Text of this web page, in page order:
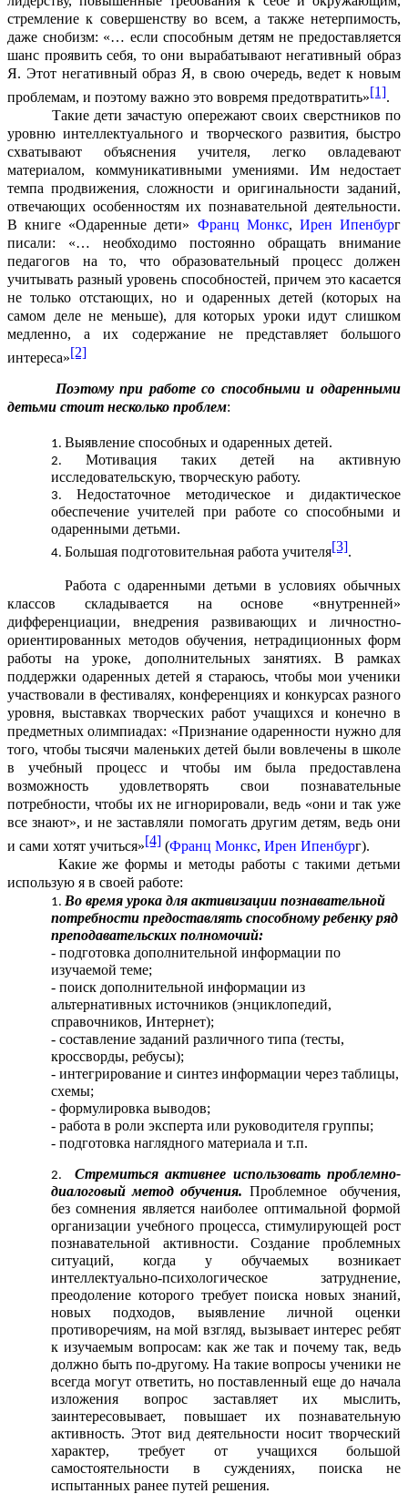
стремление к совершенству во всем, а также нетерпимость,
даже снобизм: «… если способным детям не предоставляется
шанс проявить себя, то они вырабатывают негативный образ
Я. Этот негативный образ Я, в свою очередь, ведет к новым
проблемам, и поэтому важно это вовремя предотвратить»[1].
Такие дети зачастую опережают своих сверстников по
уровню интеллектуального и творческого развития, быстро
схватывают объяснения учителя, легко овладевают
материалом, коммуникативными умениями. Им недостает
темпа продвижения, сложности и оригинальности заданий,
отвечающих особенностям их познавательной деятельности.
В книге «Одаренные дети» Франц Монкс, Ирен Ипенбург
писали: «… необходимо постоянно обращать внимание
педагогов на то, что образовательный процесс должен
учитывать разный уровень способностей, причем это касается
не только отстающих, но и одаренных детей (которых на
самом деле не меньше), для которых уроки идут слишком
медленно, а их содержание не представляет большого
интереса»[2]
Поэтому при работе со способными и одаренными
детьми стоит несколько проблем:
Выявление способных и одаренных детей.
Мотивация таких детей на активную
исследовательскую, творческую работу.
Недостаточное методическое и дидактическое
обеспечение учителей при работе со способными и
одаренными детьми.
Большая подготовительная работа учителя[3].
Работа с одаренными детьми в условиях обычных
классов складывается на основе «внутренней»
дифференциации, внедрения развивающих и личностно-
ориентированных методов обучения, нетрадиционных форм
работы на уроке, дополнительных занятиях. В рамках
поддержки одаренных детей я стараюсь, чтобы мои ученики
участвовали в фестивалях, конференциях и конкурсах разного
уровня, выставках творческих работ учащихся и конечно в
предметных олимпиадах: «Признание одаренности нужно для
того, чтобы тысячи маленьких детей были вовлечены в школе
в учебный процесс и чтобы им была предоставлена
возможность удовлетворять свои познавательные
потребности, чтобы их не игнорировали, ведь «они и так уже
все знают», и не заставляли помогать другим детям, ведь они
и сами хотят учиться»[4] (Франц Монкс, Ирен Ипенбург).
Какие же формы и методы работы с такими детьми
использую я в своей работе:
Во время урока для активизации познавательной
потребности предоставлять способному ребенку ряд
преподавательских полномочий:
- подготовка дополнительной информации по
изучаемой теме;
- поиск дополнительной информации из
альтернативных источников (энциклопедий,
справочников, Интернет);
- составление заданий различного типа (тесты,
кроссворды, ребусы);
- интегрирование и синтез информации через таблицы,
схемы;
- формулировка выводов;
- работа в роли эксперта или руководителя группы;
- подготовка наглядного материала и т.п.
Стремиться активнее использовать проблемно-
диалоговый метод обучения. Проблемное обучения,
без сомнения является наиболее оптимальной формой
организации учебного процесса, стимулирующей рост
познавательной активности. Создание проблемных
ситуаций, когда у обучаемых возникает
интеллектуально-психологическое затруднение,
преодоление которого требует поиска новых знаний,
новых подходов, выявление личной оценки
противоречиям, на мой взгляд, вызывает интерес ребят
к изучаемым вопросам: как же так и почему так, ведь
должно быть по-другому. На такие вопросы ученики не
всегда могут ответить, но поставленный еще до начала
изложения вопрос заставляет их мыслить,
заинтересовывает, повышает их познавательную
активность. Этот вид деятельности носит творческий
характер, требует от учащихся большой
самостоятельности в суждениях, поиска не
испытанных ранее путей решения.